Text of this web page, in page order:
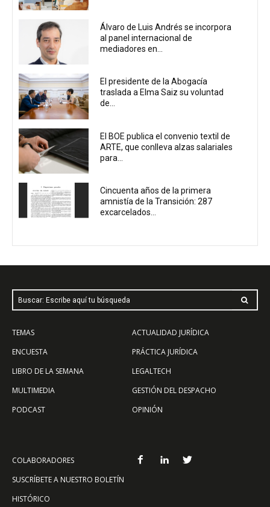
Álvaro de Luis Andrés se incorpora
al panel internacional de
mediadores en...
El presidente de la Abogacía
traslada a Elma Saiz su voluntad
de...
El BOE publica el convenio textil de
ARTE, que conlleva alzas salariales
para...
Cincuenta años de la primera
amnistía de la Transición: 287
excarcelados...
Buscar: Escribe aquí tu búsqueda
TEMAS
ENCUESTA
LIBRO DE LA SEMANA
MULTIMEDIA
PODCAST
ACTUALIDAD JURÍDICA
PRÁCTICA JURÍDICA
LEGALTECH
GESTIÓN DEL DESPACHO
OPINIÓN
COLABORADORES
SUSCRÍBETE A NUESTRO BOLETÍN
HISTÓRICO